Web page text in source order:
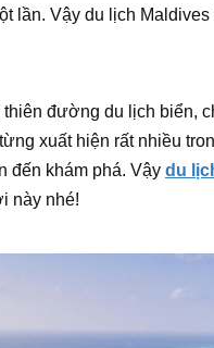
lần. Vậy du lịch
đường du lịch biển,
xuất hiện rất nhiều
đến khám phá. Vậy du
này nhé!